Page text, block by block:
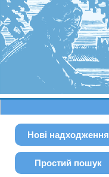
Нові надходження
Простий пошук